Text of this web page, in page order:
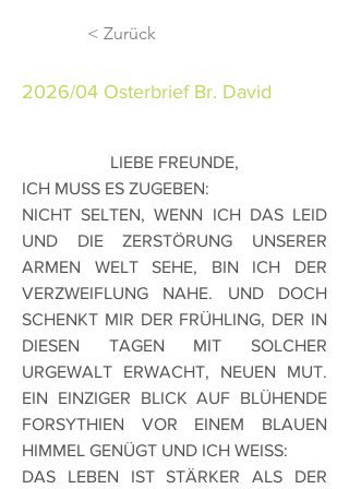
< Zurück
2026/04 Osterbrief Br. David
LIEBE FREUNDE,
ICH MUSS ES ZUGEBEN:
NICHT SELTEN, WENN ICH DAS LEID
UND DIE ZERSTÖRUNG UNSERER
ARMEN WELT SEHE, BIN ICH DER
VERZWEIFLUNG NAHE. UND DOCH
SCHENKT MIR DER FRÜHLING, DER IN
DIESEN TAGEN MIT SOLCHER
URGEWALT ERWACHT, NEUEN MUT.
EIN EINZIGER BLICK AUF BLÜHENDE
FORSYTHIEN VOR EINEM BLAUEN
HIMMEL GENÜGT UND ICH WEISS:
DAS LEBEN IST STÄRKER ALS DER